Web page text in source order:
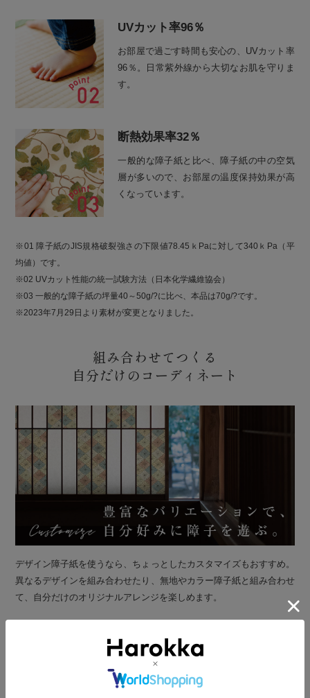
UVカット率96％
お部屋で過ごす時間も安心の、UVカット率
96％。日常紫外線から大切なお肌を守りま
す。
断熱効果率32％
一般的な障子紙と比べ、障子紙の中の空気
層が多いので、お部屋の温度保持効果が高
くなっています。
※01 障子紙のJIS規格破裂強さの下限値78.45ｋPaに対して340ｋPa（平
均値）です。
※02 UVカット性能の統一試験方法（日本化学繊維協会）
※03 一般的な障子紙の坪量40～50g/?に比べ、本品は70g/?です。
※2023年7月29日より素材が変更となりました。
組み合わせてつくる
自分だけのコーディネート
デザイン障子紙を使うなら、ちょっとしたカスタマイズもおすすめ。
異なるデザインを組み合わせたり、無地やカラー障子紙と組み合わせ
て、自分だけのオリジナルアレンジを楽しめます。